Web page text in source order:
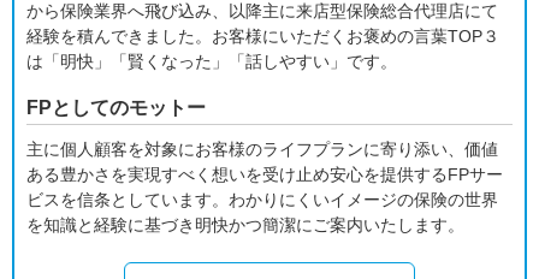
から保険業界へ飛び込み、以降主に来店型保険総合代理店にて
経験を積んできました。お客様にいただくお褒めの言葉TOP３
は「明快」「賢くなった」「話しやすい」です。
FPとしてのモットー
主に個人顧客を対象にお客様のライフプランに寄り添い、価値
ある豊かさを実現すべく想いを受け止め安心を提供するFPサー
ビスを信条としています。わかりにくいイメージの保険の世界
を知識と経験に基づき明快かつ簡潔にご案内いたします。